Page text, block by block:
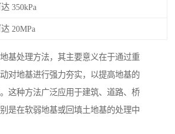
350kPa
20MPa
基处理方法，其主要意义在于通过重
对地基进行强力夯实，以提高地基的
这种方法广泛应用于建筑、道路、桥
是在软弱地基或回填土地基的处理中